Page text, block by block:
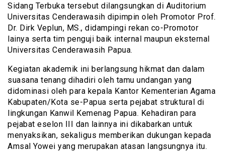
Sidang Terbuka tersebut dilangsungkan di Auditorium
Universitas Cenderawasih dipimpin oleh Promotor Prof.
Dr. Dirk Veplun, MS., didampingi rekan co-Promotor
lainya serta tim penguji baik internal maupun eksternal
Universitas Cenderawasih Papua.
Kegiatan akademik ini berlangsung hikmat dan dalam
suasana tenang dihadiri oleh tamu undangan yang
didominasi oleh para kepala Kantor Kementerian Agama
Kabupaten/Kota se-Papua serta pejabat struktural di
lingkungan Kanwil Kemenag Papua. Kehadiran para
pejabat eselon III dan lainnya ini dikabarkan untuk
menyaksikan, sekaligus memberikan dukungan kepada
Amsal Yowei yang merupakan atasan langsungnya itu.